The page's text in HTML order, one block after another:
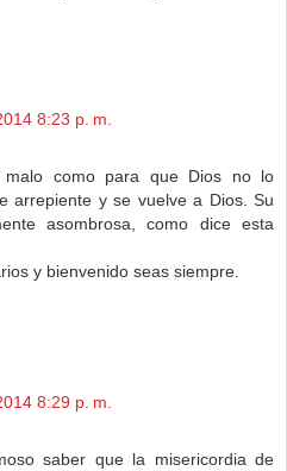
8:23 p. m.
como para que Dios no lo
arrepiente y se vuelve a Dios. Su
asombrosa, como dice esta
y bienvenido seas siempre.
8:29 p. m.
saber que la misericordia de